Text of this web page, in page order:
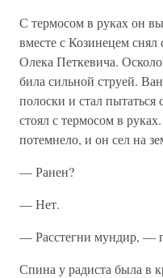
С термосом в руках он
вместе с Козинецем
Олека Петкевича.
била сильной струей.
полоски и стал пытаться
стоял с термосом в
потемнело, и он сел на
— Ранен?
— Нет.
— Расстегни мундир, —
Спина у радиста была в